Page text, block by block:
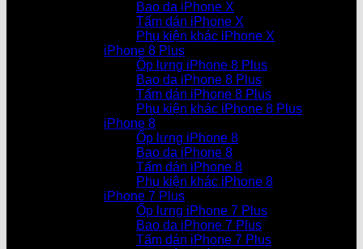
Bao da iPhone X
Tấm dán iPhone X
Phụ kiện khác iPhone X
iPhone 8 Plus
Ốp lưng iPhone 8 Plus
Bao da iPhone 8 Plus
Tấm dán iPhone 8 Plus
Phụ kiện khác iPhone 8 Plus
iPhone 8
Ốp lưng iPhone 8
Bao da iPhone 8
Tấm dán iPhone 8
Phụ kiện khác iPhone 8
iPhone 7 Plus
Ốp lưng iPhone 7 Plus
Bao da iPhone 7 Plus
Tấm dán iPhone 7 Plus